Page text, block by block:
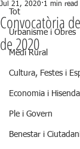
Tot
Urbanisme i Obres
Medi Rural
Cultura, Festes i
Economia i Hisenda
Ple i Govern
Benestar i
Convocatòria
de 2020
Jul 21, 2020 1 min read